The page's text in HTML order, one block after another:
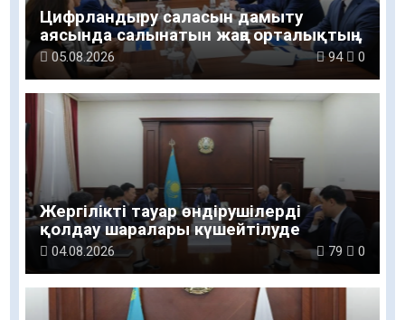
Цифрландыру саласын дамыту
аясында салынатын жаңа орталықтың
жобасы талқыланды
05.08.2026 94 0
Жергілікті тауар өндірушілерді
қолдау шаралары күшейтілуде
04.08.2026 79 0